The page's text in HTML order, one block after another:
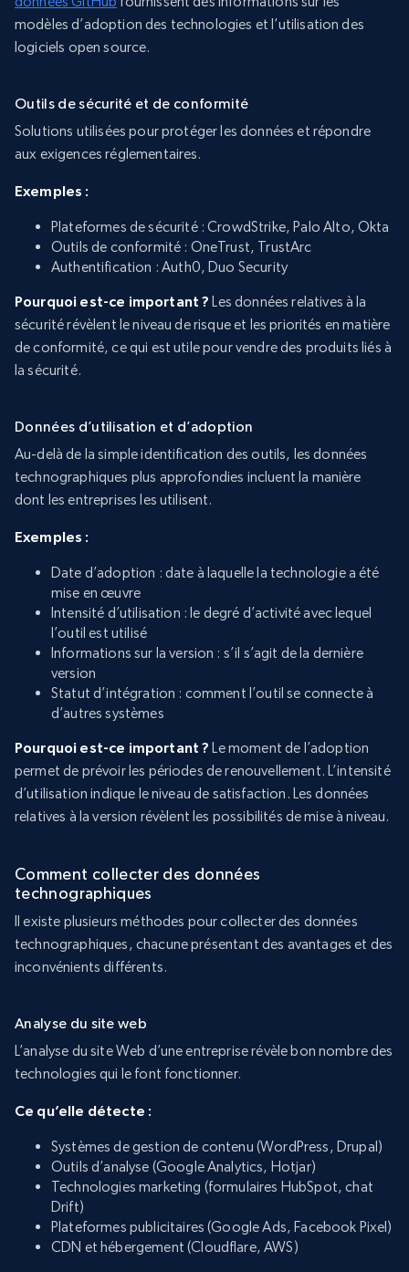
modèles d’adoption des technologies et l’utilisation des
logiciels open source.
Outils de sécurité et de conformité
Solutions utilisées pour protéger les données et répondre
aux exigences réglementaires.
Exemples :
Plateformes de sécurité : CrowdStrike, Palo Alto, Okta
Outils de conformité : OneTrust, TrustArc
Authentification : Auth0, Duo Security
Pourquoi est-ce important ? Les données relatives à la
sécurité révèlent le niveau de risque et les priorités en matière
de conformité, ce qui est utile pour vendre des produits liés à
la sécurité.
Données d’utilisation et d’adoption
Au-delà de la simple identification des outils, les données
technographiques plus approfondies incluent la manière
dont les entreprises les utilisent.
Exemples :
Date d’adoption : date à laquelle la technologie a été
mise en œuvre
Intensité d’utilisation : le degré d’activité avec lequel
l’outil est utilisé
Informations sur la version : s’il s’agit de la dernière
version
Statut d’intégration : comment l’outil se connecte à
d’autres systèmes
Pourquoi est-ce important ? Le moment de l’adoption
permet de prévoir les périodes de renouvellement. L’intensité
d’utilisation indique le niveau de satisfaction. Les données
relatives à la version révèlent les possibilités de mise à niveau.
Comment collecter des données
technographiques
Il existe plusieurs méthodes pour collecter des données
technographiques, chacune présentant des avantages et des
inconvénients différents.
Analyse du site web
L’analyse du site Web d’une entreprise révèle bon nombre des
technologies qui le font fonctionner.
Ce qu’elle détecte :
Systèmes de gestion de contenu (WordPress, Drupal)
Outils d’analyse (Google Analytics, Hotjar)
Technologies marketing (formulaires HubSpot, chat
Drift)
Plateformes publicitaires (Google Ads, Facebook Pixel)
CDN et hébergement (Cloudflare, AWS)